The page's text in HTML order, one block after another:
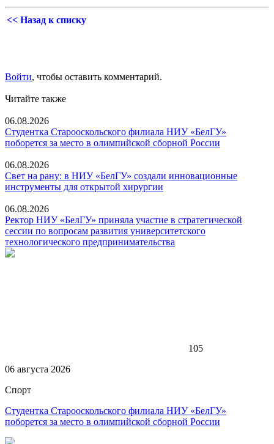
<< Назад к списку
Войти, чтобы оставить комментарий.
Читайте также
06.08.2026
Студентка Старооскольского филиала НИУ «БелГУ»
поборется за место в олимпийской сборной России
06.08.2026
Свет на рану: в НИУ «БелГУ» создали инновационные
инструменты для открытой хирургии
06.08.2026
Ректор НИУ «БелГУ» приняла участие в стратегической
сессии по вопросам развития университетского
технологического предпринимательства
105
06 августа 2026
Спорт
Студентка Старооскольского филиала НИУ «БелГУ»
поборется за место в олимпийской сборной России